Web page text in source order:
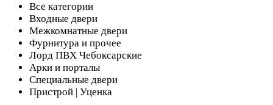
Все категории
Входные двери
Межкомнатные двери
Фурнитура и прочее
Лорд ПВХ Чебоксарские
Арки и порталы
Специальные двери
Пристрой | Уценка